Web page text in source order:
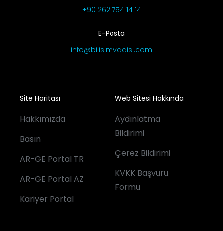
+90 262 754 14 14
E-Posta
info@bilisimvadisi.com
Site Haritası
Hakkımızda
Basın
AR-GE Portal TR
AR-GE Portal AZ
Kariyer Portal
Web Sitesi Hakkında
Aydınlatma
Bildirimi
Çerez Bildirimi
KVKK Başvuru
Formu